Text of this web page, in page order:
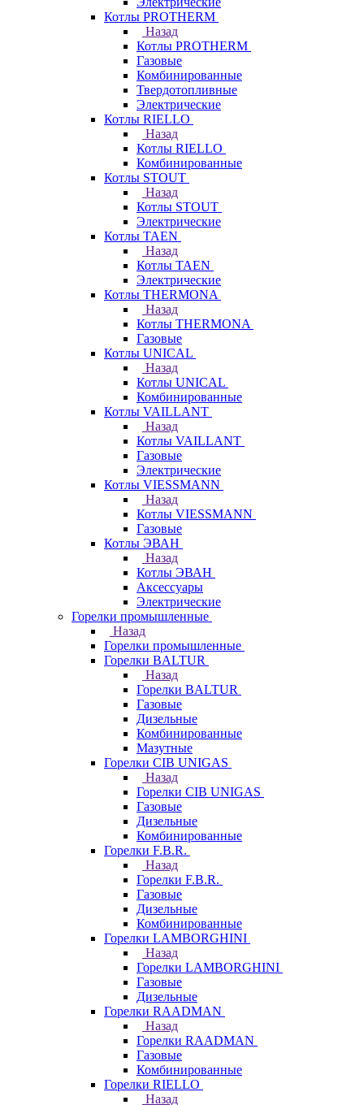
Котлы PROTHERM
Назад
Котлы PROTHERM
Газовые
Комбинированные
Твердотопливные
Электрические
Котлы RIELLO
Назад
Котлы RIELLO
Комбинированные
Котлы STOUT
Назад
Котлы STOUT
Электрические
Котлы TAEN
Назад
Котлы TAEN
Электрические
Котлы THERMONA
Назад
Котлы THERMONA
Газовые
Котлы UNICAL
Назад
Котлы UNICAL
Комбинированные
Котлы VAILLANT
Назад
Котлы VAILLANT
Газовые
Электрические
Котлы VIESSMANN
Назад
Котлы VIESSMANN
Газовые
Котлы ЭВАН
Назад
Котлы ЭВАН
Аксессуары
Электрические
Горелки промышленные
Назад
Горелки промышленные
Горелки BALTUR
Назад
Горелки BALTUR
Газовые
Дизельные
Комбинированные
Мазутные
Горелки CIB UNIGAS
Назад
Горелки CIB UNIGAS
Газовые
Дизельные
Комбинированные
Горелки F.B.R.
Назад
Горелки F.B.R.
Газовые
Дизельные
Комбинированные
Горелки LAMBORGHINI
Назад
Горелки LAMBORGHINI
Газовые
Дизельные
Горелки RAADMAN
Назад
Горелки RAADMAN
Газовые
Комбинированные
Горелки RIELLO
Назад